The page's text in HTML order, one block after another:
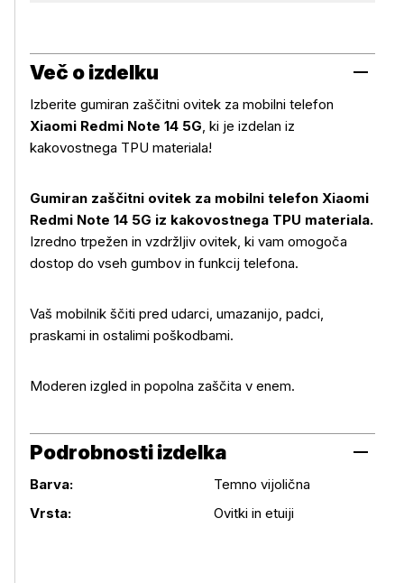
Več o izdelku
Več o izdelku
Izberite gumiran zaščitni ovitek za mobilni telefon
Xiaomi Redmi Note 14 5G, ki je izdelan iz
kakovostnega TPU materiala!
Gumiran zaščitni ovitek za mobilni telefon Xiaomi
Redmi Note 14 5G iz kakovostnega TPU materiala.
Izredno trpežen in vzdržljiv ovitek, ki vam omogoča
dostop do vseh gumbov in funkcij telefona.
Vaš mobilnik ščiti pred udarci, umazanijo, padci,
praskami in ostalimi poškodbami.
Moderen izgled in popolna zaščita v enem.
Podrobnosti izdelka
Barva:
Temno vijolična
Vrsta:
Ovitki in etuiji